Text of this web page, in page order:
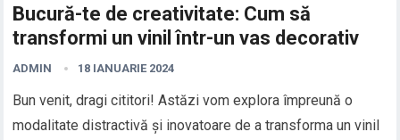
Bucură-te de creativitate: Cum să
transformi un vinil într-un vas decorativ
ADMIN 18 IANUARIE 2024
Bun venit, dragi cititori! Astăzi vom explora împreună o
modalitate distractivă și inovatoare de a transforma un vinil